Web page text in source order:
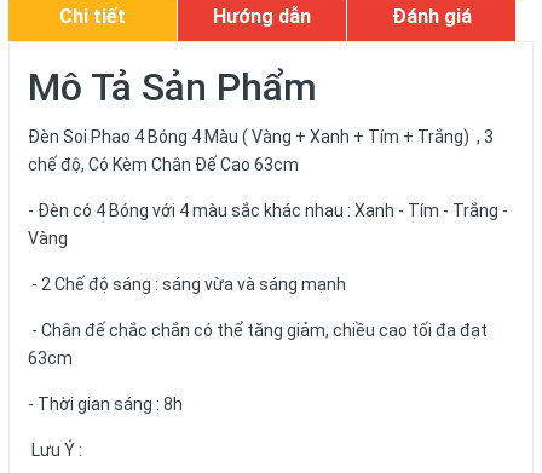
Chi tiết Hướng dẫn Đánh giá
Mô Tả Sản Phẩm
Đèn Soi Phao 4 Bóng 4 Màu ( Vàng + Xanh + Tím + Trắng) , 3
chế độ, Có Kèm Chân Đế Cao 63cm
- Đèn có 4 Bóng với 4 màu sắc khác nhau : Xanh - Tím - Trắng -
Vàng
- 2 Chế độ sáng : sáng vừa và sáng mạnh
- Chân đế chắc chắn có thể tăng giảm, chiều cao tối đa đạt
63cm
- Thời gian sáng : 8h
Lưu Ý :